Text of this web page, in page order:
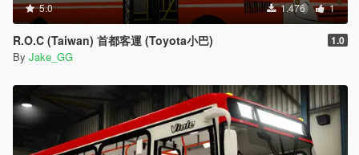
5.0 1.476 1
R.O.C (Taiwan) 首都客運 (Toyota小巴) 1.0
By Jake_GG